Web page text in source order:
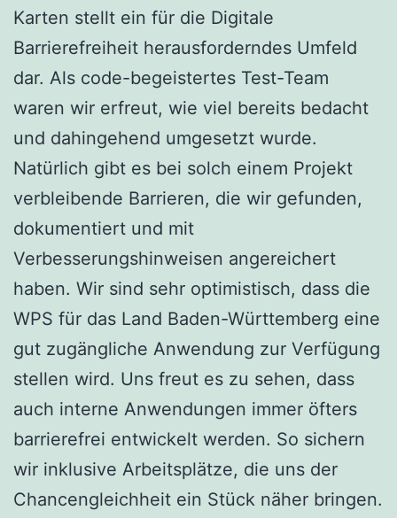
Karten stellt ein für die Digitale
Barrierefreiheit herausforderndes Umfeld
dar. Als code-begeistertes Test-Team
waren wir erfreut, wie viel bereits bedacht
und dahingehend umgesetzt wurde.
Natürlich gibt es bei solch einem Projekt
verbleibende Barrieren, die wir gefunden,
dokumentiert und mit
Verbesserungshinweisen angereichert
haben. Wir sind sehr optimistisch, dass die
WPS für das Land Baden-Württemberg eine
gut zugängliche Anwendung zur Verfügung
stellen wird. Uns freut es zu sehen, dass
auch interne Anwendungen immer öfters
barrierefrei entwickelt werden. So sichern
wir inklusive Arbeitsplätze, die uns der
Chancengleichheit ein Stück näher bringen.